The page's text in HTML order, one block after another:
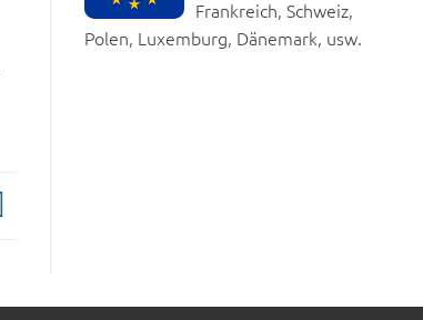
Frankreich, Schweiz,
Polen, Luxemburg, Dänemark, usw.